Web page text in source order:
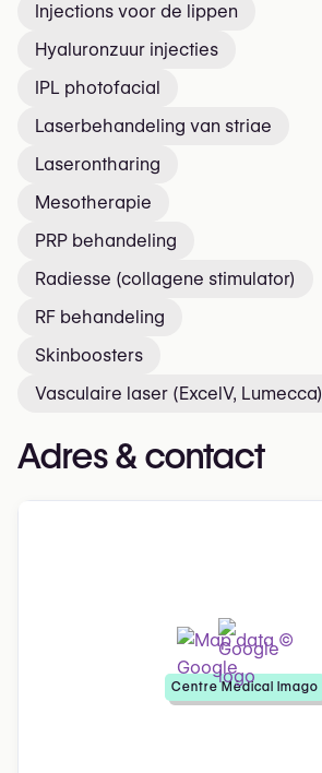
Injections voor de lippen
Hyaluronzuur injecties
IPL photofacial
Laserbehandeling van striae
Laserontharing
Mesotherapie
PRP behandeling
Radiesse (collagene stimulator)
RF behandeling
Skinboosters
Vasculaire laser (ExcelV, Lumecca)
Adres & contact
Centre Médical Imago